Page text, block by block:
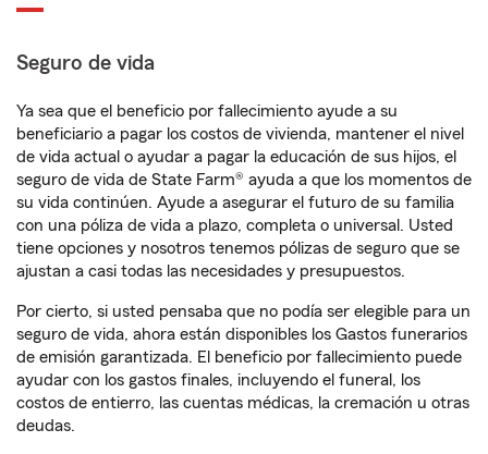
Seguro de vida
Ya sea que el beneficio por fallecimiento ayude a su
beneficiario a pagar los costos de vivienda, mantener el nivel
de vida actual o ayudar a pagar la educación de sus hijos, el
seguro de vida de State Farm® ayuda a que los momentos de
su vida continúen. Ayude a asegurar el futuro de su familia
con una póliza de vida a plazo, completa o universal. Usted
tiene opciones y nosotros tenemos pólizas de seguro que se
ajustan a casi todas las necesidades y presupuestos.
Por cierto, si usted pensaba que no podía ser elegible para un
seguro de vida, ahora están disponibles los Gastos funerarios
de emisión garantizada. El beneficio por fallecimiento puede
ayudar con los gastos finales, incluyendo el funeral, los
costos de entierro, las cuentas médicas, la cremación u otras
deudas.